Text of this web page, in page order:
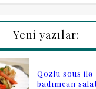
Yeni yazılar:
Qozlu sous ilə
badımcan